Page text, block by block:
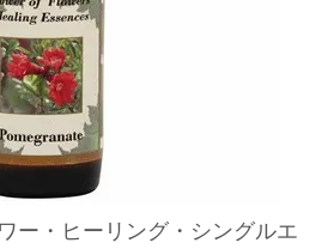
ー・ヒーリング・シングルエ